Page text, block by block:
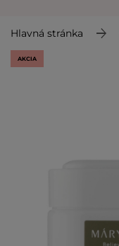
Hlavná stránka
AKCIA